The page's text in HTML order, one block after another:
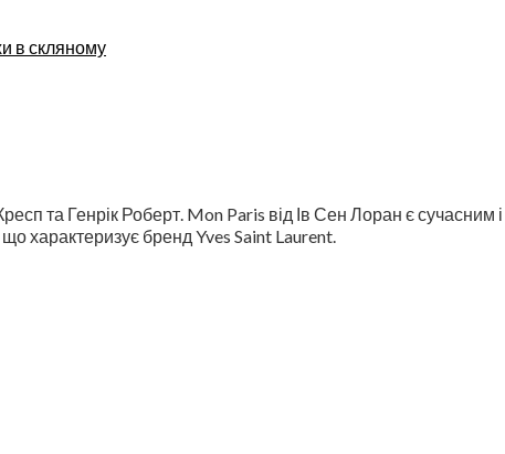
в скляному
та Генрік Роберт. Mon Paris від Ів Сен Лоран є сучасним
характеризує бренд Yves Saint Laurent.